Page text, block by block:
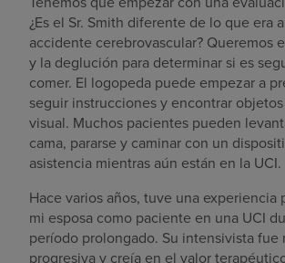
¿Es el Sr. Smith diferente de lo que era
accidente cerebrovascular? Queremos
y la deglución para determinar si es
comer. El logopeda puede empezar a
seguir instrucciones y encontrar
visual. Muchos pacientes pueden
cama, pararse y caminar con un
asistencia mientras aún están en la UCI.
Hace varios años, tuve una experiencia
mi esposa como paciente en una UCI
período prolongado. Su intensivista fue
progresiva y creía en el valor